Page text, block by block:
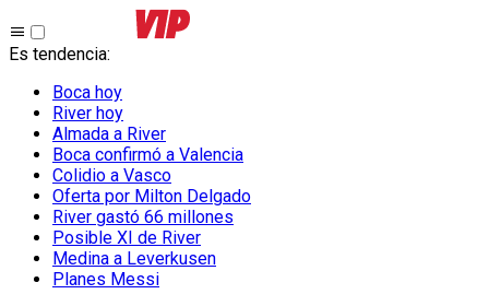
Es tendencia:
Boca hoy
River hoy
Almada a River
Boca confirmó a Valencia
Colidio a Vasco
Oferta por Milton Delgado
River gastó 66 millones
Posible XI de River
Medina a Leverkusen
Planes Messi